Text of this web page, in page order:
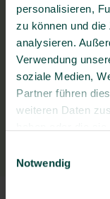
personalisieren,
zu können und
analysieren.
Verwendung
soziale Medien,
Partner führen
weiteren Daten
Notwendig